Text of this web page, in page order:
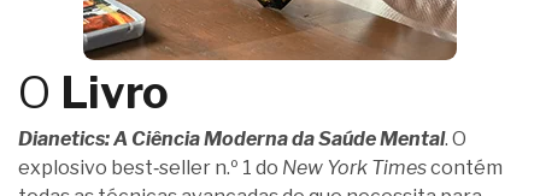
O Livro
Dianetics: A Ciência Moderna da Saúde Mental. O
explosivo best‑seller n.º 1 do New York Timescontém